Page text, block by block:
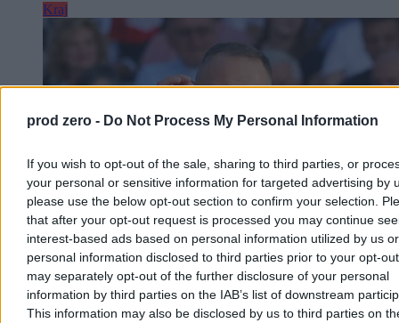
prod zero - Do Not Process My Personal Information
If you wish to opt-out of the sale, sharing to third parties, or
your personal or sensitive information for targeted advertising by
please use the below opt-out section to confirm your selection.
that after your opt-out request is processed you may continue
interest-based ads based on personal information utilized by us or
personal information disclosed to third parties prior to your opt-
may separately opt-out of the further disclosure of your personal
information by third parties on the IAB’s list of downstream
This information may also be disclosed by us to third parties on
Kraj
„Wygląda jak wejście do gry”. Nawrocki
zapowiada prezydencką strategię rozwoju